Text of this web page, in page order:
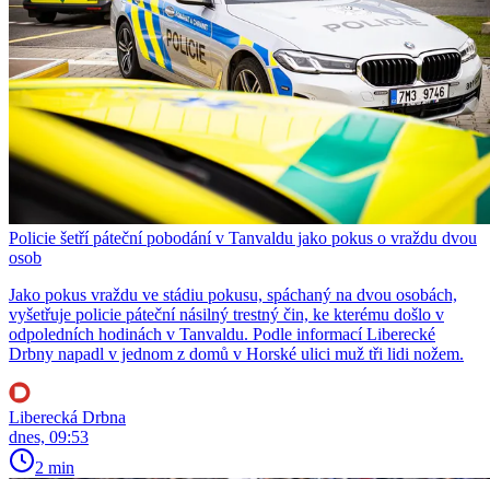
Policie šetří páteční pobodání v Tanvaldu jako pokus o vraždu dvou
osob
Jako pokus vraždu ve stádiu pokusu, spáchaný na dvou osobách,
vyšetřuje policie páteční násilný trestný čin, ke kterému došlo v
odpoledních hodinách v Tanvaldu. Podle informací Liberecké
Drbny napadl v jednom z domů v Horské ulici muž tři lidi nožem.
Liberecká Drbna
dnes, 09:53
2 min